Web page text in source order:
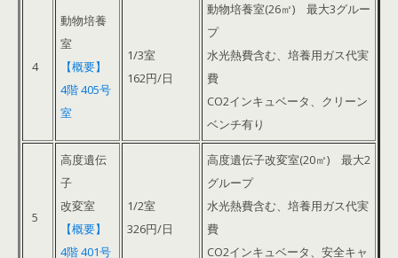
4
動物培養
室
【概要】
4階 405号
室
1/3室
162円/日
動物培養室(26㎡) 最大3グルー
プ
水光熱費含む、培養用ガス代実
費
CO2インキュベータ、クリーン
ベンチ有り
5
高度遺伝
子
改変室
【概要】
4階 401号
1/2室
326円/日
高度遺伝子改変室(20㎡) 最大2
グループ
水光熱費含む、培養用ガス代実
費
CO2インキュベータ、安全キャ